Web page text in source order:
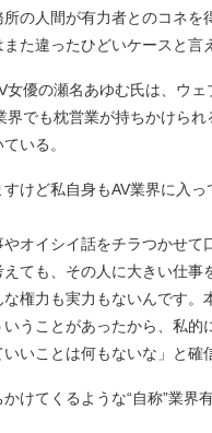
所の人間が有力者とのコネ
た違ったひどいケースと言
優の瀬名あゆむ氏は、ウェ
界でも枕営業が持ちかけら
いる。
すけど私自身もAV業界に入
オイシイ話をチラつかせて
ても、その人に大きい仕事
権力も実力もないんです
いうことがあったから、私
いことは何もないな」と確
けてくるような“自称”業界